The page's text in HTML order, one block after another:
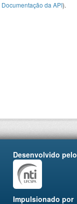
Documentação da API).
Desenvolvido pelo
Impulsionado por